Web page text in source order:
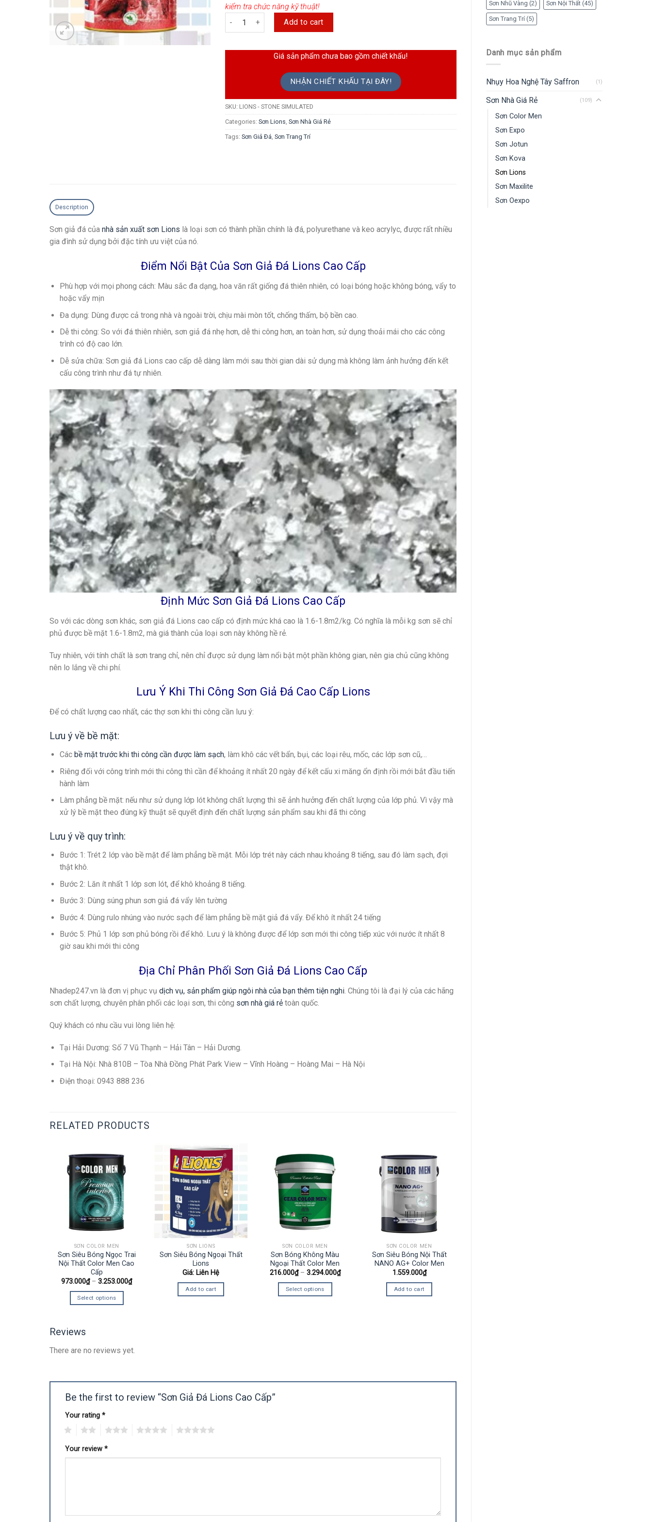
Sơn Nhũ Vàng (2) Sơn Nội Thất (45)
Sơn Trang Trí (5)
Danh mục sản phẩm
Nhụy Hoa Nghệ Tây Saffron (1)
Sơn Nhà Giá Rẻ (109)
Sơn Color Men
Sơn Expo
Sơn Jotun
Sơn Kova
Sơn Lions
Sơn Maxilite
Sơn Oexpo
kiểm tra chức năng kỹ thuật!
Sơn Giả Đá Lions Cao Cấp quantity
Add to cart
Giá sản phẩm chưa bao gồm chiết khấu!
NHẬN CHIẾT KHẤU TẠI ĐÂY!
SKU:LIONS - STONE SIMULATED
Categories:Sơn Lions ,Sơn Nhà Giá Rẻ
Tags:Sơn Giả Đá ,Sơn Trang Trí
Description
Sơn giả đá của nhà sản xuất sơn Lions là loại sơn có thành phần chính là đá, polyurethane và keo acrylyc, được rất nhiều
gia đình sử dụng bởi đặc tính ưu việt của nó.
Điểm Nổi Bật Của Sơn Giả Đá Lions Cao Cấp
Phù hợp với mọi phong cách: Màu sắc đa dạng, hoa văn rất giống đá thiên nhiên, có loại bóng hoặc không bóng, vẩy to
hoặc vẩy mịn
Đa dụng: Dùng được cả trong nhà và ngoài trời, chịu mài mòn tốt, chống thấm, bộ bền cao.
Dễ thi công: So với đá thiên nhiên, sơn giả đá nhẹ hơn, dễ thi công hơn, an toàn hơn, sử dụng thoải mái cho các công
trình có độ cao lớn.
Dễ sửa chữa: Sơn giả đá Lions cao cấp dễ dàng làm mới sau thời gian dài sử dụng mà không làm ảnh hưởng đến kết
cấu công trình như đá tự nhiên.
Định Mức Sơn Giả Đá Lions Cao Cấp
So với các dòng sơn khác, sơn giả đá Lions cao cấp có định mức khá cao là 1.6-1.8m2/kg. Có nghĩa là mỗi kg sơn sẽ chỉ
phủ được bề mặt 1.6-1.8m2, mà giá thành của loại sơn này không hề rẻ.
Tuy nhiên, với tính chất là sơn trang chỉ, nên chỉ được sử dụng làm nổi bật một phần không gian, nên gia chủ cũng không
nên lo lắng về chi phí.
Lưu Ý Khi Thi Công Sơn Giả Đá Cao Cấp Lions
Để có chất lượng cao nhất, các thợ sơn khi thi công cần lưu ý:
Lưu ý về bề mặt:
Các bề mặt trước khi thi công cần được làm sạch, làm khô các vết bẩn, bụi, các loại rêu, mốc, các lớp sơn cũ,…
Riêng đối với công trình mới thi công thì cần để khoảng ít nhất 20 ngày để kết cấu xi măng ổn định rồi mới bắt đầu tiến
hành làm
Làm phẳng bề mặt: nếu như sử dụng lớp lót không chất lượng thì sẽ ảnh hưởng đến chất lượng của lớp phủ. Vì vậy mà
xử lý bề mặt theo đúng kỹ thuật sẽ quyết định đến chất lượng sản phẩm sau khi đã thi công
Lưu ý về quy trình:
Bước 1: Trét 2 lớp vào bề mặt để làm phẳng bề mặt. Mỗi lớp trét này cách nhau khoảng 8 tiếng, sau đó làm sạch, đợi
thật khô.
Bước 2: Lăn ít nhất 1 lớp sơn lót, để khô khoảng 8 tiếng.
Bước 3: Dùng súng phun sơn giả đá vẩy lên tường
Bước 4: Dùng rulo nhúng vào nước sạch để làm phẳng bề mặt giả đá vẩy. Để khô ít nhất 24 tiếng
Bước 5: Phủ 1 lớp sơn phủ bóng rồi để khô. Lưu ý là không được để lớp sơn mới thi công tiếp xúc với nước ít nhất 8
giờ sau khi mới thi công
Địa Chỉ Phân Phối Sơn Giả Đá Lions Cao Cấp
Nhadep247.vn là đơn vị phục vụ dịch vụ, sản phẩm giúp ngôi nhà của bạn thêm tiện nghi. Chúng tôi là đại lý của các hãng
sơn chất lượng, chuyên phân phối các loại sơn, thi công sơn nhà giá rẻ toàn quốc.
Quý khách có nhu cầu vui lòng liên hệ:
Tại Hải Dương: Số 7 Vũ Thạnh – Hải Tân – Hải Dương.
Tại Hà Nội: Nhà 810B – Tòa Nhà Đồng Phát Park View – Vĩnh Hoàng – Hoàng Mai – Hà Nội
Điện thoại: 0943 888 236
RELATED PRODUCTS
SƠN COLOR MEN
Sơn Siêu Bóng Ngọc Trai
Nội Thất Color Men Cao
Cấp
973.000₫–3.253.000₫
Select options
SƠN LIONS
Sơn Siêu Bóng Ngoại Thất
Lions
Giá: Liên Hệ
Add to cart
SƠN COLOR MEN
Sơn Bóng Không Màu
Ngoại Thất Color Men
216.000₫– 3.294.000₫
Select options
SƠN COLOR MEN
Sơn Siêu Bóng Nội Thất
NANO AG+ Color Men
1.559.000₫
Add to cart
Reviews
There are no reviews yet.
Be the first to review “Sơn Giả Đá Lions Cao Cấp”
Your rating *
Your review *